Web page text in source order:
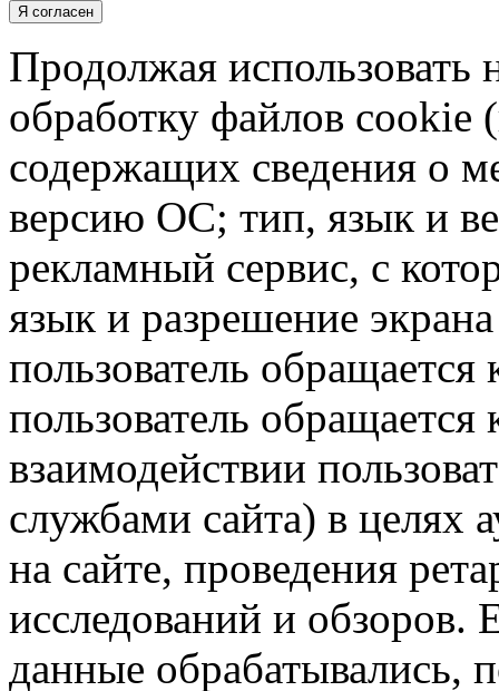
Я согласен
Продолжая использовать
обработку файлов cookie
содержащих сведения о
версию ОС; тип, язык и
рекламный сервис, с
язык и разрешение
пользователь обращается
пользователь обращается
взаимодействии
службами сайта) в целях
на сайте, проведения
исследований и обзоров.
данные обрабатывались,